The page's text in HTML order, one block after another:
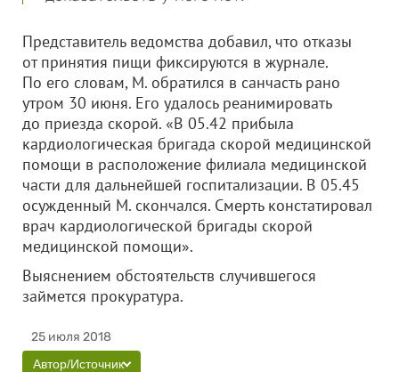
Представитель ведомства добавил, что отказы
от принятия пищи фиксируются в журнале.
По его словам, М. обратился в санчасть рано
утром 30 июня. Его удалось реанимировать
до приезда скорой. «В 05.42 прибыла
кардиологическая бригада скорой медицинской
помощи в расположение филиала медицинской
части для дальнейшей госпитализации. В 05.45
осужденный М. скончался. Смерть констатировал
врач кардиологической бригады скорой
медицинской помощи».
Выяснением обстоятельств случившегося
займется прокуратура.
25 июля 2018
Автор/Источник